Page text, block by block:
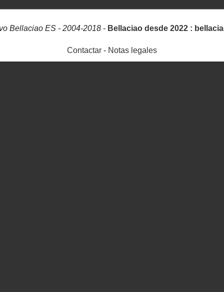
Bellaciao ES - 2004-2018 - Bellaciao desde 2022 :
Contactar - Notas legales